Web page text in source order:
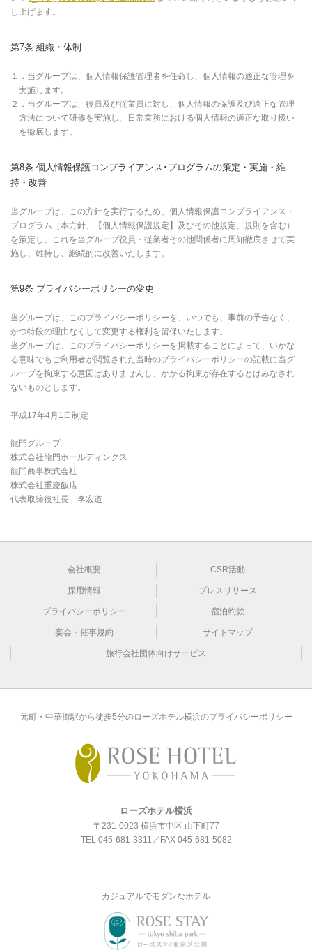
し上げます。
第7条 組織・体制
１．当グループは、個人情報保護管理者を任命し、個人情報の適正な管理を
実施します。
２．当グループは、役員及び従業員に対し、個人情報の保護及び適正な管理
方法について研修を実施し、日常業務における個人情報の適正な取り扱い
を徹底します。
第8条 個人情報保護コンプライアンス･プログラムの策定・実施・維
持・改善
当グループは、この方針を実行するため、個人情報保護コンプライアンス・
プログラム（本方針、【個人情報保護規定】及びその他規定、規則を含む）
を策定し、これを当グループ役員・従業者その他関係者に周知徹底させて実
施し、維持し、継続的に改善いたします。
第9条 プライバシーポリシーの変更
当グループは、このプライバシーポリシーを、いつでも、事前の予告なく、
かつ特段の理由なくして変更する権利を留保いたします。
当グループは、このプライバシーポリシーを掲載することによって、いかな
る意味でもご利用者が閲覧された当時のプライバシーポリシーの記載に当グ
ループを拘束する意図はありませんし、かかる拘束が存在するとはみなされ
ないものとします。
平成17年4月1日制定
龍門グループ
株式会社龍門ホールディングス
龍門商事株式会社
株式会社重慶飯店
代表取締役社長 李宏道
会社概要 CSR活動
採用情報 プレスリリース
プライバシーポリシー 宿泊約款
宴会・催事規約 サイトマップ
旅行会社団体向けサービス
元町・中華街駅から徒歩5分のローズホテル横浜のプライバシーポリシー
ローズホテル横浜
〒231-0023 横浜市中区 山下町77
TEL 045-681-3311 ／FAX 045-681-5082
カジュアルでモダンなホテル